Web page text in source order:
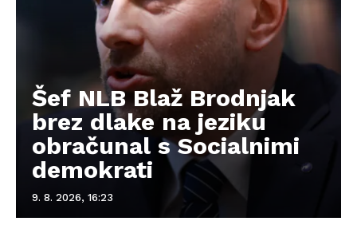
Šef NLB Blaž Brodnjak
brez dlake na jeziku
obračunal s Socialnimi
demokrati
9. 8. 2026, 16:23